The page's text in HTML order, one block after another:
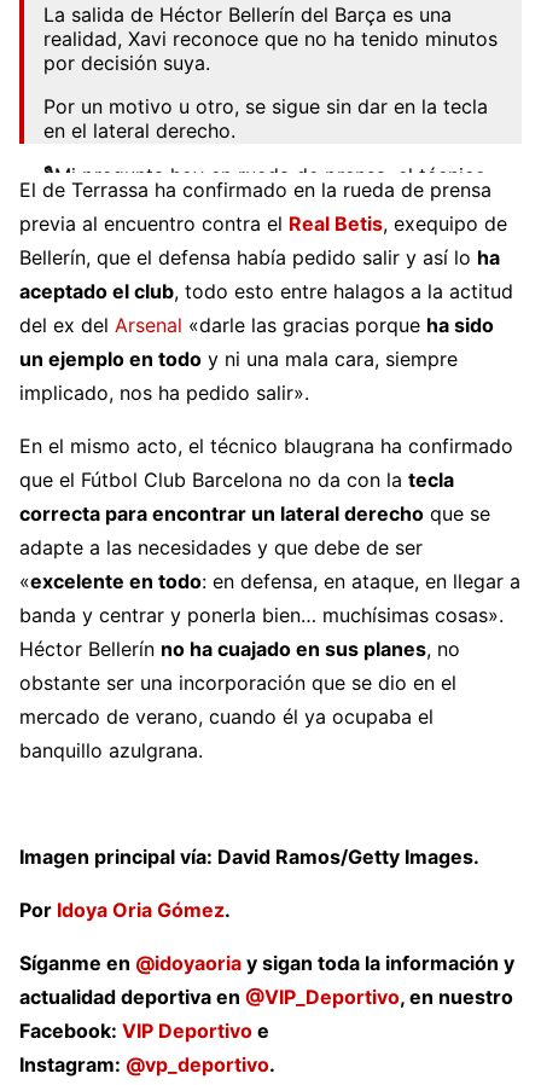
La salida de Héctor Bellerín del Barça es una
realidad, Xavi reconoce que no ha tenido minutos
por decisión suya.
Por un motivo u otro, se sigue sin dar en la tecla
en el lateral derecho.
🎙️Mi pregunta hoy en rueda de prensa, el técnico
responde sobre la cuestión. @INIE8TAZO
pic.twitter.com/ZC4FWV4qUT
— Guillem Borràs Pérez (@Guillembp01) January
31, 2023
El de Terrassa ha confirmado en la rueda de prensa
previa al encuentro contra el Real Betis, exequipo de
Bellerín, que el defensa había pedido salir y así lo ha
aceptado el club, todo esto entre halagos a la actitud
del ex del Arsenal «darle las gracias porque ha sido
un ejemplo en todo y ni una mala cara, siempre
implicado, nos ha pedido salir».
En el mismo acto, el técnico blaugrana ha confirmado
que el Fútbol Club Barcelona no da con la tecla
correcta para encontrar un lateral derecho que se
adapte a las necesidades y que debe de ser
«excelente en todo: en defensa, en ataque, en llegar a
banda y centrar y ponerla bien… muchísimas cosas».
Héctor Bellerín no ha cuajado en sus planes, no
obstante ser una incorporación que se dio en el
mercado de verano, cuando él ya ocupaba el
banquillo azulgrana.
Imagen principal vía: David Ramos/Getty Images.
Por Idoya Oria Gómez.
Síganme en @idoyaoria y sigan toda la información y
actualidad deportiva en @VIP_Deportivo, en nuestro
Facebook: VIP Deportivo e
Instagram: @vp_deportivo.